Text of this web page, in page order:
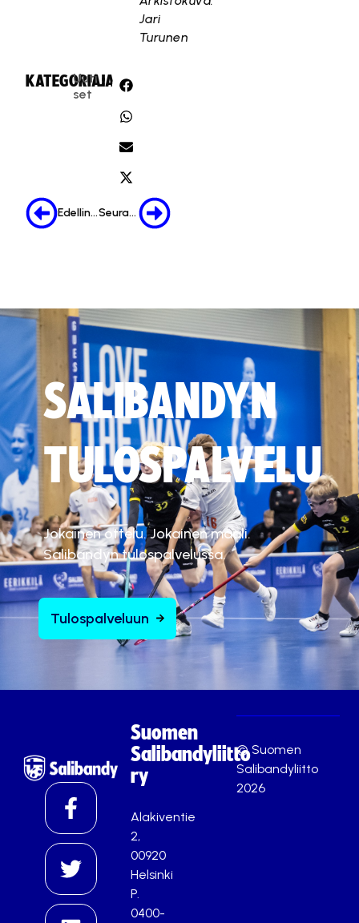
Jari
Turunen
KATEGORIA:
Uuti
set
JAA:
Edellinen Seuraava
SALIBANDYN
TULOSPALVELU
Jokainen ottelu. Jokainen maali.
Salibandyn tulospalvelussa.
Tulospalveluun
Suomen
Salibandyliitto
ry
Alakiventie
2,
00920
Helsinki
P.
0400-
© Suomen
Salibandyliitto
2026